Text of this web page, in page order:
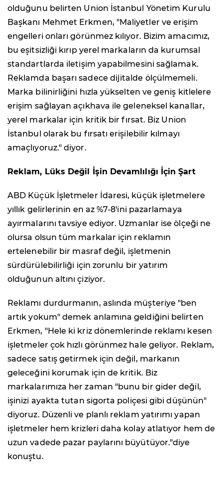
olduğunu belirten Union İstanbul Yönetim Kurulu
Başkanı Mehmet Erkmen, "Maliyetler ve erişim
engelleri onları görünmez kılıyor. Bizim amacımız,
bu eşitsizliği kırıp yerel markaların da kurumsal
standartlarda iletişim yapabilmesini sağlamak.
Reklamda başarı sadece dijitalde ölçülmemeli.
Marka bilinirliğini hızla yükselten ve geniş kitlelere
erişim sağlayan açıkhava ile geleneksel kanallar,
yerel markalar için kritik bir fırsat. Biz Union
İstanbul olarak bu fırsatı erişilebilir kılmayı
amaçlıyoruz." diyor.
Reklam, Lüks Değil İşin Devamlılığı İçin Şart
ABD Küçük İşletmeler İdaresi, küçük işletmelere
yıllık gelirlerinin en az %7-8'ini pazarlamaya
ayırmalarını tavsiye ediyor. Uzmanlar ise ölçeği ne
olursa olsun tüm markalar için reklamın
ertelenebilir bir masraf değil, işletmenin
sürdürülebilirliği için zorunlu bir yatırım
olduğunun altını çiziyor.
Reklamı durdurmanın, aslında müşteriye "ben
artık yokum" demek anlamına geldiğini belirten
Erkmen, "Hele ki kriz dönemlerinde reklamı kesen
işletmeler çok hızlı görünmez hale geliyor. Reklam,
sadece satış getirmek için değil, markanın
geleceğini korumak için de kritik. Biz
markalarımıza her zaman "bunu bir gider değil,
işinizi ayakta tutan sigorta poliçesi gibi düşünün"
diyoruz. Düzenli ve planlı reklam yatırımı yapan
işletmeler hem krizleri daha kolay atlatıyor hem de
uzun vadede pazar paylarını büyütüyor."diye
konuştu.